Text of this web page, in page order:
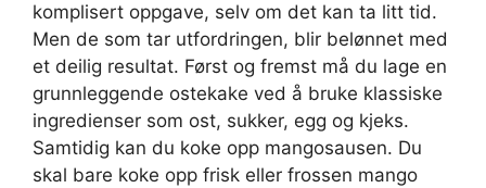
komplisert oppgave, selv om det kan ta litt tid.
Men de som tar utfordringen, blir belønnet med
et deilig resultat. Først og fremst må du lage en
grunnleggende ostekake ved å bruke klassiske
ingredienser som ost, sukker, egg og kjeks.
Samtidig kan du koke opp mangosausen. Du
skal bare koke opp frisk eller frossen mango